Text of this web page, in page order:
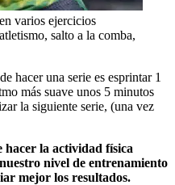
varios ejercicios
salto a la comba,
hacer una serie es esprintar 1
más suave unos 5 minutos
la siguiente serie, (una vez
la actividad física
nivel de entrenamiento
mejor los resultados.